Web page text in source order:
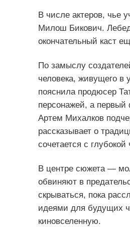
В числе актеров, чье
Милош Бикович.
окончательный каст
По замыслу
человека, живущего в
пояснила продюсер
персонажей, а
Артем Михалков
рассказывает о
сочетается с
В центре сюжета —
обвиняют в
скрываться, пока
идеями для будущих
киновселенную.